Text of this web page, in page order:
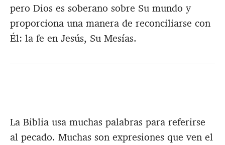
pero Dios es soberano sobre Su mundo y
proporciona una manera de reconciliarse con
Él: la fe en Jesús, Su Mesías.
La Biblia usa muchas palabras para referirse
al pecado. Muchas son expresiones que ven el